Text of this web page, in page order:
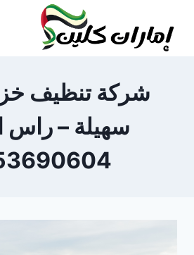
المحتوى
شركة تنظيف
سهيلة – راس